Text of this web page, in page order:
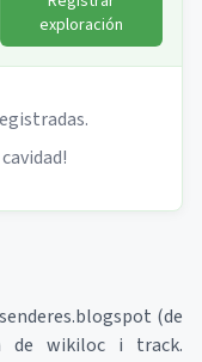
exploración
(de
de wikiloc i track.